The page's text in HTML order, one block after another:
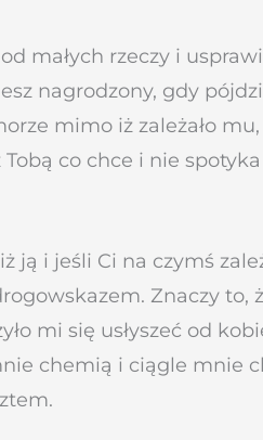
małych rzeczy i
nagrodzony, gdy
mimo iż zależało
co chce i nie
ją i jeśli Ci na czymś
Znaczy to,
mi się usłyszeć od
chemią i ciągle mnie